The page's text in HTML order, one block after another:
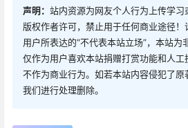
声明： 站内资源为网友个人行为上传学
版权作者许可，禁止用于任何商业途径！
用户所表达的“不代表本站立场”，本站为
仅作为用户喜欢本站捐赠打赏功能和人
不作为商业行为。如若本站内容侵犯了
我们进行处理删除。